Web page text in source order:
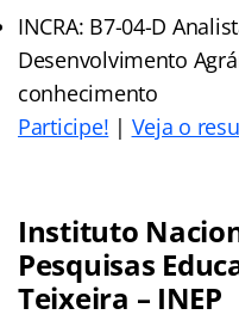
INCRA: B7-04-D
Desenvolvimento
conhecimento
Participe! | Veja o
Instituto
Pesquisas
Teixeira – INEP